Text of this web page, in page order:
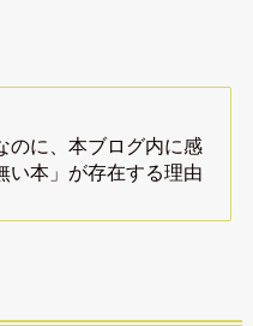
のに、本ブログ内に感
い本」が存在する理由